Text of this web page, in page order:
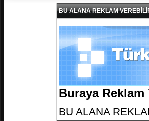
BU ALANA REKLAM
Buraya
BU ALANA